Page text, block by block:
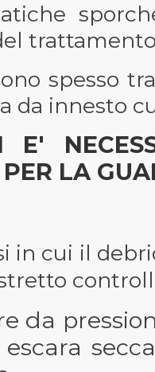
spesso
da innesto
E'
LA
in cui il
da